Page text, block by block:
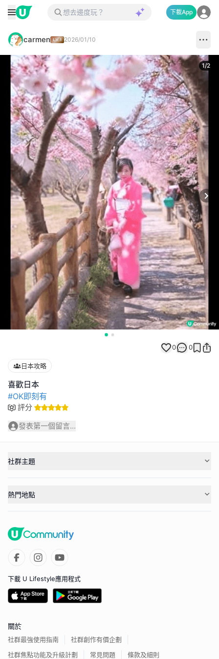
下載App
carmen 2026/01/10
1/2
0 0
日本攻略
#OK即刻有
評分
發表第一個留言...
社群主題
熱門地點
下載 U Lifestyle應用程式
關於
社群最強使用指南
社群創作有價企劃
社群焦點功能及升級計劃
常見問題 條款及細則